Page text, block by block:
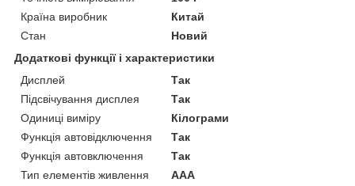
Країна виробник
Китай
Стан
Новий
Додаткові функції і характеристики
Дисплей
Так
Підсвічування дисплея
Так
Одиниці виміру
Кілограми
Функція автовідключення
Так
Функція автовключення
Так
Тип елементів живлення
AAA